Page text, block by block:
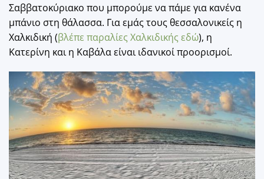
Σαββατοκύριακο που μπορούμε να πάμε για κανένα
μπάνιο στη θάλασσα. Για εμάς τους θεσσαλονικείς η
Χαλκιδική (βλέπε παραλίες Χαλκιδικής εδώ), η
Κατερίνη και η Καβάλα είναι ιδανικοί προορισμοί.